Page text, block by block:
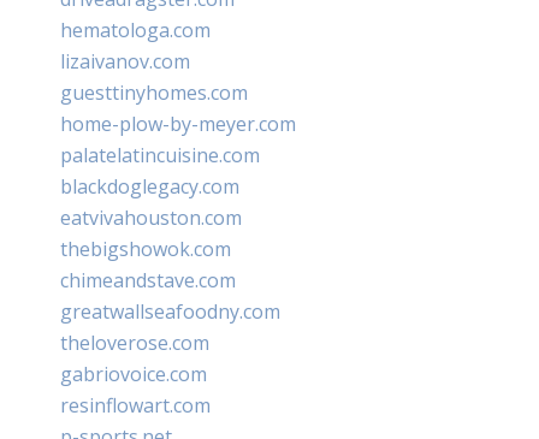
hematologa.com
lizaivanov.com
guesttinyhomes.com
home-plow-by-meyer.com
palatelatincuisine.com
blackdoglegacy.com
eatvivahouston.com
thebigshowok.com
chimeandstave.com
greatwallseafoodny.com
theloverose.com
gabriovoice.com
resinflowart.com